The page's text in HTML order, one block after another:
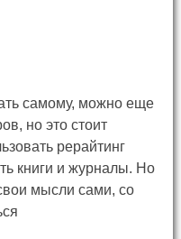
самому, можно еще
но это стоит
рерайтинг
книги и журналы. Но
мысли сами, со